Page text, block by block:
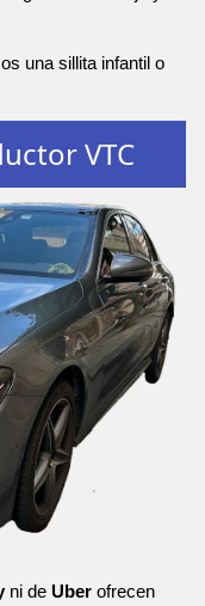
una sillita infantil o
VTC
ni de Uber ofrecen